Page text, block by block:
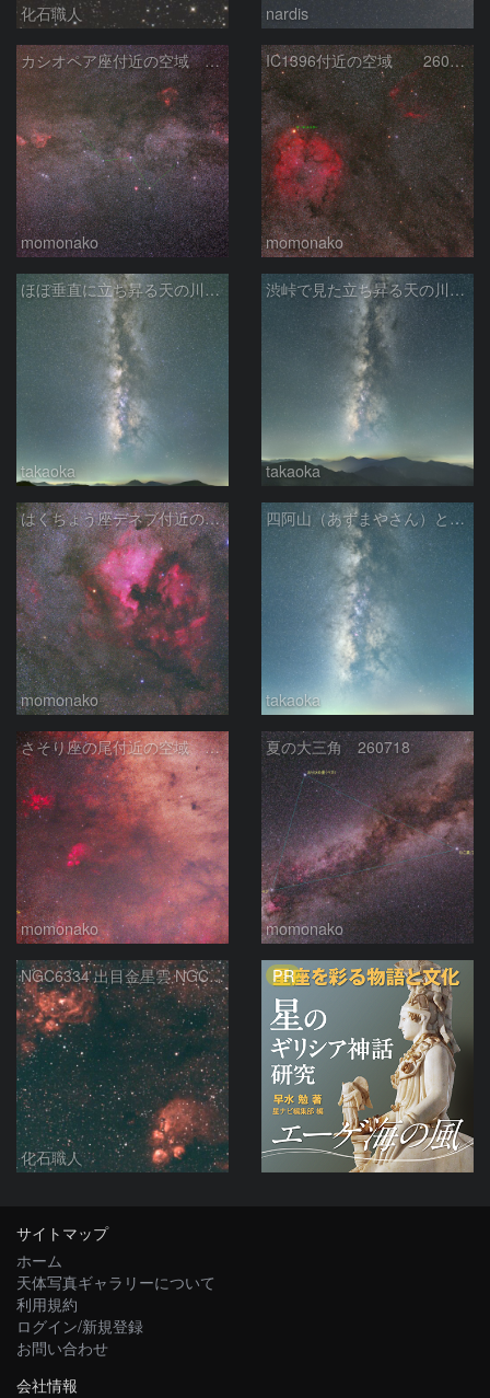
化石職人 nardis
カシオペア座付近の空域 260720
momonako
IC1396付近の空域 260720
momonako
ほぼ垂直に立ち昇る天の川銀河
takaoka
渋峠で見た立ち昇る天の川銀河
takaoka
はくちょう座デネブ付近の空域 260720
momonako
四阿山（あずまやさん）と立ち昇る夏の銀河
takaoka
さそり座の尾付近の空域 260718
momonako
夏の大三角 260718
momonako
NGC6334 出目金星雲 NGC6357 彼岸花星雲 さそり座
化石職人
PR
サイトマップ
ホーム
天体写真ギャラリーについて
利用規約
ログイン/新規登録
お問い合わせ
会社情報